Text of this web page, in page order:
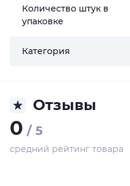
Количество штук в
упаковке
Категория
Отзывы
0 / 5
средний рейтинг товара